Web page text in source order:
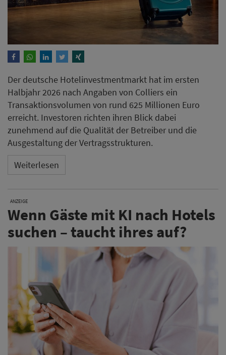
Der deutsche Hotelinvestmentmarkt hat im ersten
Halbjahr 2026 nach Angaben von Colliers ein
Transaktionsvolumen von rund 625 Millionen Euro
erreicht. Investoren richten ihren Blick dabei
zunehmend auf die Qualität der Betreiber und die
Ausgestaltung der Vertragsstrukturen.
Weiterlesen
ANZEIGE
Wenn Gäste mit KI nach Hotels
suchen – taucht ihres auf?